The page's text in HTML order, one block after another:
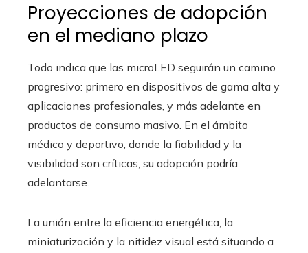
Proyecciones de adopción
en el mediano plazo
Todo indica que las microLED seguirán un camino
progresivo: primero en dispositivos de gama alta y
aplicaciones profesionales, y más adelante en
productos de consumo masivo. En el ámbito
médico y deportivo, donde la fiabilidad y la
visibilidad son críticas, su adopción podría
adelantarse.
La unión entre la eficiencia energética, la
miniaturización y la nitidez visual está situando a